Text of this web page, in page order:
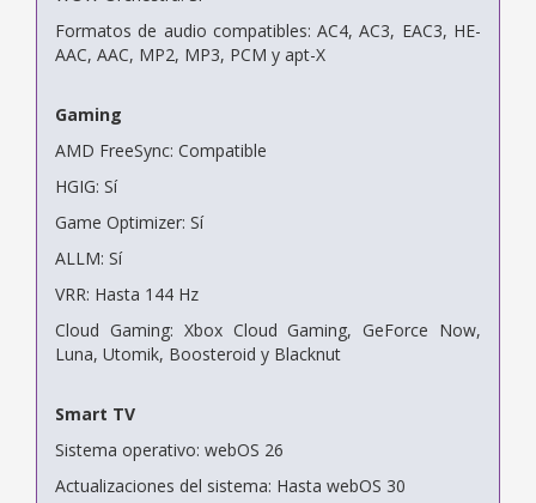
Formatos de audio compatibles: AC4, AC3, EAC3, HE-
AAC, AAC, MP2, MP3, PCM y apt-X
Gaming
AMD FreeSync: Compatible
HGIG: Sí
Game Optimizer: Sí
ALLM: Sí
VRR: Hasta 144 Hz
Cloud Gaming: Xbox Cloud Gaming, GeForce Now,
Luna, Utomik, Boosteroid y Blacknut
Smart TV
Sistema operativo: webOS 26
Actualizaciones del sistema: Hasta webOS 30